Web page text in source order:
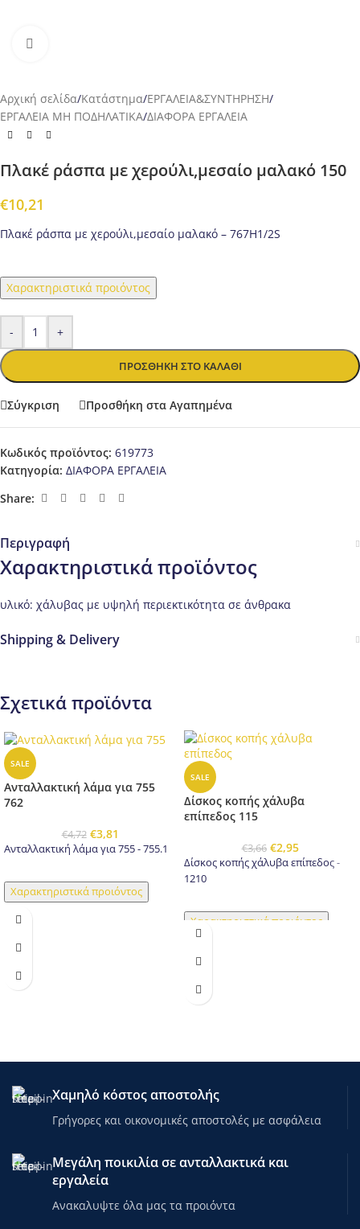
Αρχική σελίδα/Κατάστημα/ΕΡΓΑΛΕΙΑ&ΣΥΝΤΗΡΗΣΗ/
ΕΡΓΑΛΕΙΑ ΜΗ ΠΟΔΗΛΑΤΙΚΑ/ΔΙΑΦΟΡΑ ΕΡΓΑΛΕΙΑ
Πλακέ ράσπα με χερούλι,μεσαίο μαλακό 150
€10,21
Πλακέ ράσπα με χερούλι,μεσαίο μαλακό – 767H1/2S
Χαρακτηριστικά προιόντος
- +
ΠΡΟΣΘΉΚΗ ΣΤΟ ΚΑΛΆΘΙ
Σύγκριση Προσθήκη στα Αγαπημένα
Κωδικός προϊόντος: 619773
Κατηγορία: ΔΙΑΦΟΡΑ ΕΡΓΑΛΕΙΑ
Share:
Περιγραφή
Χαρακτηριστικά προϊόντος
υλικό: χάλυβας με υψηλή περιεκτικότητα σε άνθρακα
Shipping & Delivery
Σχετικά προϊόντα
SALE
Ανταλλακτική λάμα για 755
762
€4,72 €3,81
Ανταλλακτική λάμα για 755 - 755.1
Χαρακτηριστικά προιόντος
SALE
Δίσκος κοπής χάλυβα
επίπεδος 115
€3,66 €2,95
Δίσκος κοπής χάλυβα επίπεδος -
1210
Χαρακτηριστικά προιόντος
Χαμηλό κόστος αποστολής
Γρήγορες και οικονομικές αποστολές με ασφάλεια
Μεγάλη ποικιλία σε ανταλλακτικά και
εργαλεία
Ανακαλυψτε όλα μας τα προιόντα